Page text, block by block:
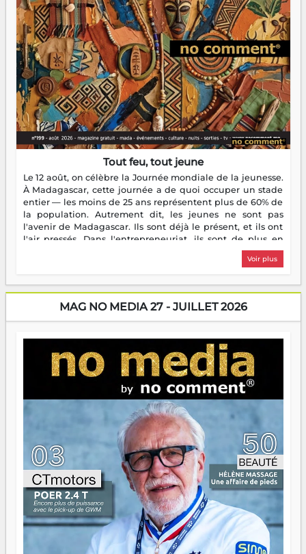
Tout feu, tout jeune
Le 12 août, on célèbre la Journée mondiale de la jeunesse.
À Madagascar, cette journée a de quoi occuper un stade
entier — les moins de 25 ans représentent plus de 60% de
la population. Autrement dit, les jeunes ne sont pas
l'avenir de Madagascar. Ils sont déjà le présent, et ils ont
l'air pressés. Dans l'entrepreneuriat, ils sont de plus en
plus nombreux à se lancer, à créer, à risquer — souvent
sans filet, souvent sans aide, mais toujours avec cette
dorment vraiment la nuit. En culture, les nouvelles sont
encore meilleures. Aina Rasamoelina vient de décrocher le
Prix RFI Instrumental Afrique. Miangaly Elia rafle le Prix
jeunes qui tiennent la torche. Alors oui, on pourrait
s'arrêter là, applaudir et rentrer chez soi satisfait. Mais ce
serait passer à côté d'une chose essentielle. La fougue, ça
brûle fort — et parfois, ça brûle vite. Une flamme sans
direction peut éclairer autant qu'elle peut consumer. C'est
là que les aînés entrent en scène — pas pour reprendre le
gouvernail, mais pour montrer où sont les récifs. Les jeunes
ont la force, les vieux ont l'expérience, comme on dit. Ce
n'est pas un combat de générations — c'est une question
d'équipage. Partagez vos réussites, mais aussi vos échecs.
Surtout vos échecs, d'ailleurs — ils enseignent mieux que
n'importe quel manuel. À Madagascar, la barque avance.
Il faut juste s'assurer que tout le monde rame dans le
même sens.
Voir plus
MAG NO MEDIA 27 - JUILLET 2026